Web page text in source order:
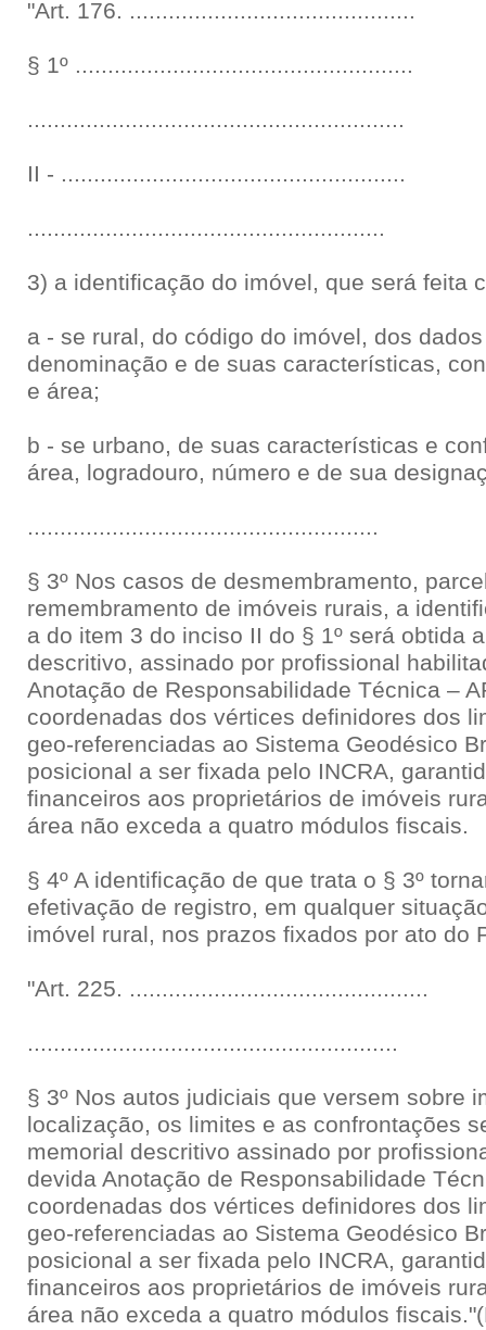
"Art. 176. ............................................
§ 1º ....................................................
..........................................................
II - .....................................................
.......................................................
3) a identificação do imóvel, que será feita
a - se rural, do código do imóvel, dos
denominação e de suas características,
e área;
b - se urbano, de suas características e
área, logradouro, número e de sua
......................................................
§ 3º Nos casos de desmembramento,
remembramento de imóveis rurais, a
a do item 3 do inciso II do § 1º será obtida
descritivo, assinado por profissional
Anotação de Responsabilidade Técnica –
coordenadas dos vértices definidores dos
geo-referenciadas ao Sistema Geodésico
posicional a ser fixada pelo INCRA,
financeiros aos proprietários de imóveis
área não exceda a quatro módulos fiscais.
§ 4º A identificação de que trata o § 3º
efetivação de registro, em qualquer
imóvel rural, nos prazos fixados por ato do
"Art. 225. ..............................................
.........................................................
§ 3º Nos autos judiciais que versem sobre
localização, os limites e as confrontações
memorial descritivo assinado por
devida Anotação de Responsabilidade
coordenadas dos vértices definidores dos
geo-referenciadas ao Sistema Geodésico
posicional a ser fixada pelo INCRA,
financeiros aos proprietários de imóveis
área não exceda a quatro módulos